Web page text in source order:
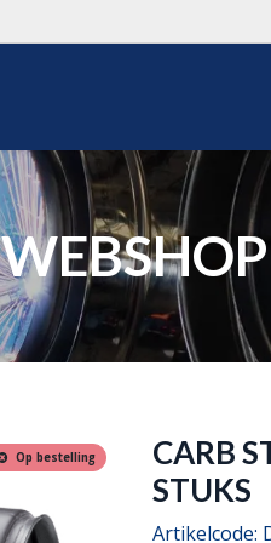
WEBSHOP
Op bestelling
CARB
STUKS
Artikelcode: